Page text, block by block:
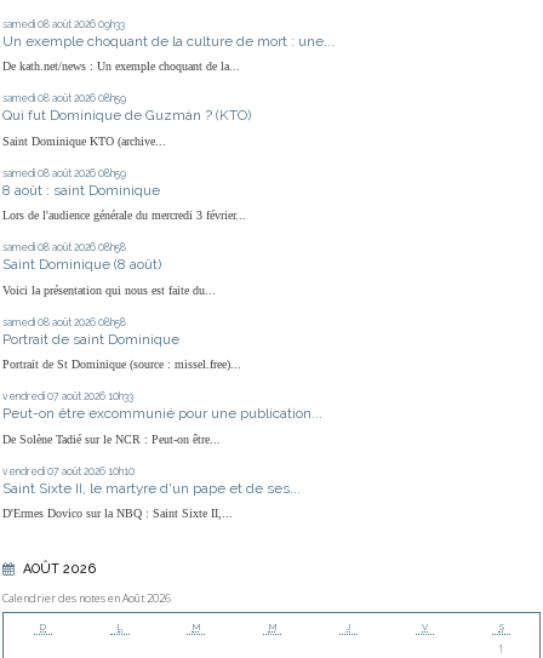
samedi 08 août 2026 09h33
Un exemple choquant de la culture de mort : une...
De kath.net/news : Un exemple choquant de la...
samedi 08 août 2026 08h59
Qui fut Dominique de Guzmán ? (KTO)
Saint Dominique KTO (archive...
samedi 08 août 2026 08h59
8 août : saint Dominique
Lors de l'audience générale du mercredi 3 février...
samedi 08 août 2026 08h58
Saint Dominique (8 août)
Voici la présentation qui nous est faite du...
samedi 08 août 2026 08h58
Portrait de saint Dominique
Portrait de St Dominique (source : missel.free)...
vendredi 07 août 2026 10h33
Peut-on être excommunié pour une publication...
De Solène Tadié sur le NCR : Peut-on être...
vendredi 07 août 2026 10h10
Saint Sixte II, le martyre d'un pape et de ses...
D'Ermes Dovico sur la NBQ : Saint Sixte II,...
AOÛT 2026
Calendrier des notes en Août 2026
D L M M J V S
1